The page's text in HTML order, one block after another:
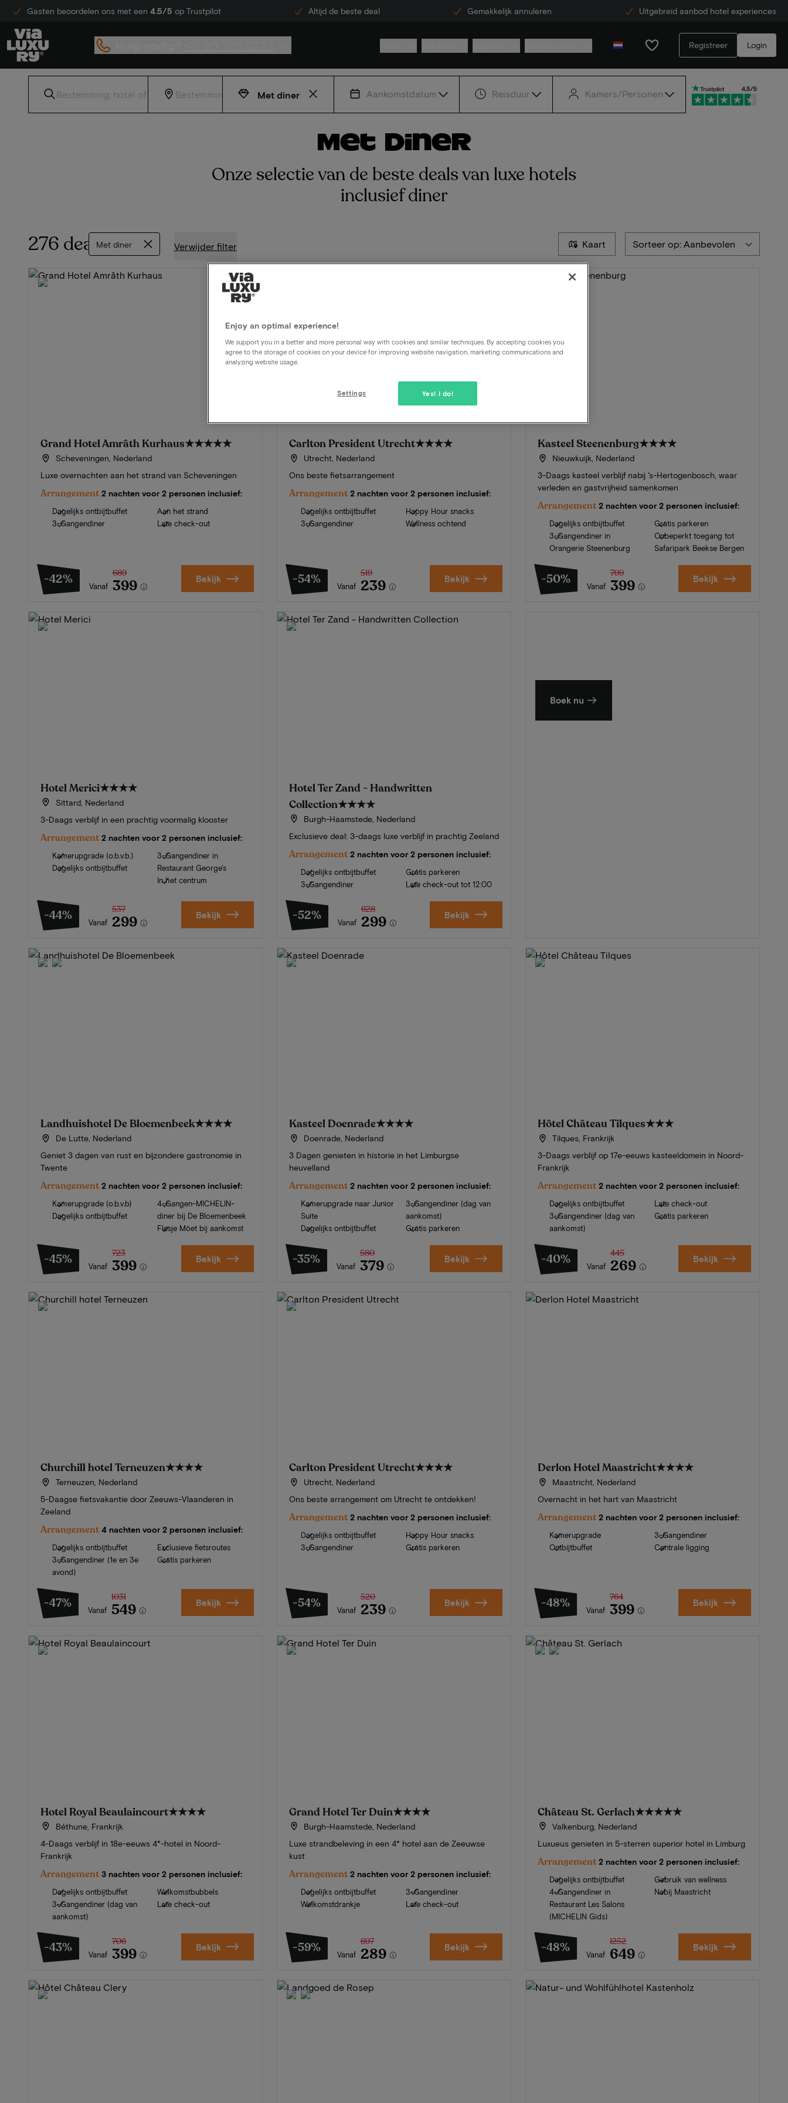
Gasten beoordelen ons met een 4.5/5 op Trustpilot Altijd de beste deal Gemakkelijk annuleren Uitgebreid aanbod hotel experiences
Registreer Login
Met diner Aankomstdatum Reisduur Kamers/Personen
Met diner
Onze selectie van de beste deals van luxe hotels
inclusief diner
276 dealsMet diner Verwijder filter Kaart Sorteer op: Aanbevolen
Grand Hotel Amrâth Kurhaus★★★★★
Scheveningen, Nederland
Luxe overnachten aan het strand van Scheveningen
Arrangement 2 nachten voor 2 personen inclusief:
Dagelijks ontbijtbuffet
3-Gangendiner
Aan het strand
Late check-out
-42% Vanaf
689
399 Bekijk
Carlton President Utrecht★★★★
Utrecht, Nederland
Ons beste fietsarrangement
Arrangement 2 nachten voor 2 personen inclusief:
Dagelijks ontbijtbuffet
3-Gangendiner
Happy Hour snacks
Wellness ochtend
-54% Vanaf
519
239 Bekijk
Kasteel Steenenburg★★★★
Nieuwkuijk, Nederland
3-Daags kasteel verblijf nabij 's-Hertogenbosch, waar
verleden en gastvrijheid samenkomen
Arrangement 2 nachten voor 2 personen inclusief:
Dagelijks ontbijtbuffet
3-Gangendiner in
Orangerie Steenenburg
Gratis parkeren
Onbeperkt toegang tot
Safaripark Beekse Bergen
-50% Vanaf
799
399 Bekijk
Hotel Merici★★★★
Sittard, Nederland
3-Daags verblijf in een prachtig voormalig klooster
Arrangement 2 nachten voor 2 personen inclusief:
Kamerupgrade (o.b.v.b.)
Dagelijks ontbijtbuffet
3-Gangendiner in
Restaurant George's
In het centrum
-44% Vanaf
537
299 Bekijk
Hotel Ter Zand - Handwritten
Collection★★★★
Burgh-Haamstede, Nederland
Exclusieve deal: 3-daags luxe verblijf in prachtig Zeeland
Arrangement 2 nachten voor 2 personen inclusief:
Dagelijks ontbijtbuffet
3-Gangendiner
Gratis parkeren
Late check-out tot 12:00
-52% Vanaf
628
299 Bekijk
Boek nu
Landhuishotel De Bloemenbeek★★★★
De Lutte, Nederland
Geniet 3 dagen van rust en bijzondere gastronomie in
Twente
Arrangement 2 nachten voor 2 personen inclusief:
Kamerupgrade (o.b.v.b)
Dagelijks ontbijtbuffet
4-Gangen-MICHELIN-
diner bij De Bloemenbeek
Flesje Möet bij aankomst
-45% Vanaf
723
399 Bekijk
Kasteel Doenrade★★★★
Doenrade, Nederland
3 Dagen genieten in historie in het Limburgse
heuvelland
Arrangement 2 nachten voor 2 personen inclusief:
Kamerupgrade naar Junior
Suite
Dagelijks ontbijtbuffet
3-Gangendiner (dag van
aankomst)
Gratis parkeren
-35% Vanaf
580
379 Bekijk
Hôtel Château Tilques★★★
Tilques, Frankrijk
3-Daags verblijf op 17e-eeuws kasteeldomein in Noord-
Frankrijk
Arrangement 2 nachten voor 2 personen inclusief:
Dagelijks ontbijtbuffet
3-Gangendiner (dag van
aankomst)
Late check-out
Gratis parkeren
-40% Vanaf
445
269 Bekijk
Churchill hotel Terneuzen★★★★
Terneuzen, Nederland
5-Daagse fietsvakantie door Zeeuws-Vlaanderen in
Zeeland
Arrangement 4 nachten voor 2 personen inclusief:
Dagelijks ontbijtbuffet
3-Gangendiner (1e en 3e
avond)
Exclusieve fietsroutes
Gratis parkeren
-47% Vanaf
1031
549 Bekijk
Carlton President Utrecht★★★★
Utrecht, Nederland
Ons beste arrangement om Utrecht te ontdekken!
Arrangement 2 nachten voor 2 personen inclusief:
Dagelijks ontbijtbuffet
3-Gangendiner
Happy Hour snacks
Gratis parkeren
-54% Vanaf
520
239 Bekijk
Derlon Hotel Maastricht★★★★
Maastricht, Nederland
Overnacht in het hart van Maastricht
Arrangement 2 nachten voor 2 personen inclusief:
Kamerupgrade
Ontbijtbuffet
3-Gangendiner
Centrale ligging
-48% Vanaf
764
399 Bekijk
Hotel Royal Beaulaincourt★★★★
Béthune, Frankrijk
4-Daags verblijf in 18e-eeuws 4*-hotel in Noord-
Frankrijk
Arrangement 3 nachten voor 2 personen inclusief:
Dagelijks ontbijtbuffet
3-Gangendiner (dag van
aankomst)
Welkomstbubbels
Late check-out
-43% Vanaf
706
399 Bekijk
Grand Hotel Ter Duin★★★★
Burgh-Haamstede, Nederland
Luxe strandbeleving in een 4* hotel aan de Zeeuwse
kust
Arrangement 2 nachten voor 2 personen inclusief:
Dagelijks ontbijtbuffet
Welkomstdrankje
3-Gangendiner
Late check-out
-59% Vanaf
697
289 Bekijk
Château St. Gerlach★★★★★
Valkenburg, Nederland
Luxueus genieten in 5-sterren superior hotel in Limburg
Arrangement 2 nachten voor 2 personen inclusief:
Dagelijks ontbijtbuffet
4-Gangendiner in
Restaurant Les Salons
(MICHELIN Gids)
Gebruik van wellness
Nabij Maastricht
-48% Vanaf
1252
649 Bekijk
Enjoy an optimal experience!
We support you in a better and more personal way with cookies and similar techniques. By accepting cookies you
agree to the storage of cookies on your device for improving website navigation, marketing communications and
analyzing website usage.
Yes! I do!
Settings